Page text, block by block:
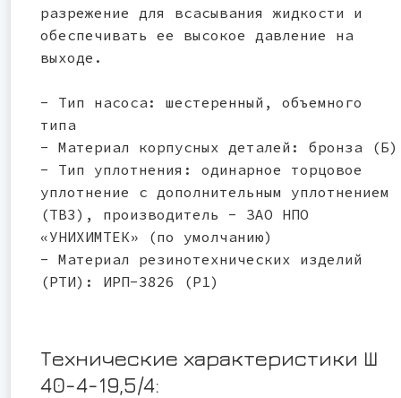
разрежение для всасывания жидкости и
обеспечивать ее высокое давление на
выходе.
- Тип насоса: шестеренный, объемного
типа
- Материал корпусных деталей: бронза (Б)
- Тип уплотнения: одинарное торцовое
уплотнение с дополнительным уплотнением
(ТВ3), производитель - ЗАО НПО
«УНИХИМТЕК» (по умолчанию)
- Материал резинотехнических изделий
(РТИ): ИРП-3826 (Р1)
Технические характеристики Ш
40-4-19,5/4: